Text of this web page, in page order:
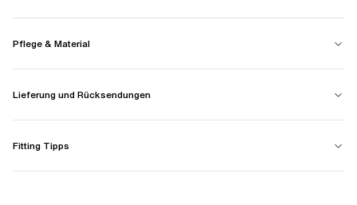
Pflege & Material
Lieferung und Rücksendungen
Fitting Tipps